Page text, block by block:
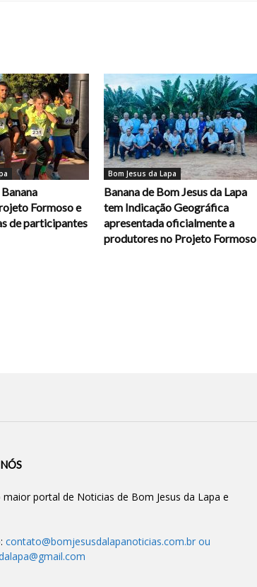
Formoso e
de participantes
Bom Jesus da Lapa
Banana de Bom Jesus da Lapa
tem Indicação Geográfica
apresentada oficialmente a
produtores no Projeto Formoso
maior portal de Noticias de Bom Jesus da Lapa e
contato@bomjesusdalapanoticias.com.br ou